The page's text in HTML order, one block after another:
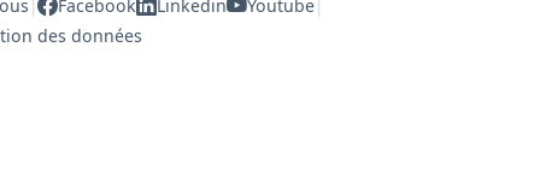
| Facebook Linkedin Youtube|
des données